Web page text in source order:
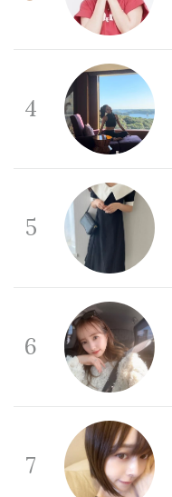
4
5
6
7